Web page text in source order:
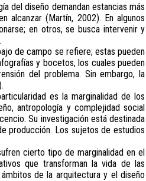
del diseño demandan estancias más
alcanzar (Martín, 2002). En algunos
en otros, se busca intervenir y
de campo se refiere; estas pueden
y bocetos, los cuales pueden
del problema. Sin embargo, la
es la marginalidad de los
antropología y complejidad social
Su investigación está destinada
producción. Los sujetos de estudios
cierto tipo de marginalidad en el
que transforman la vida de las
de la arquitectura y el diseño